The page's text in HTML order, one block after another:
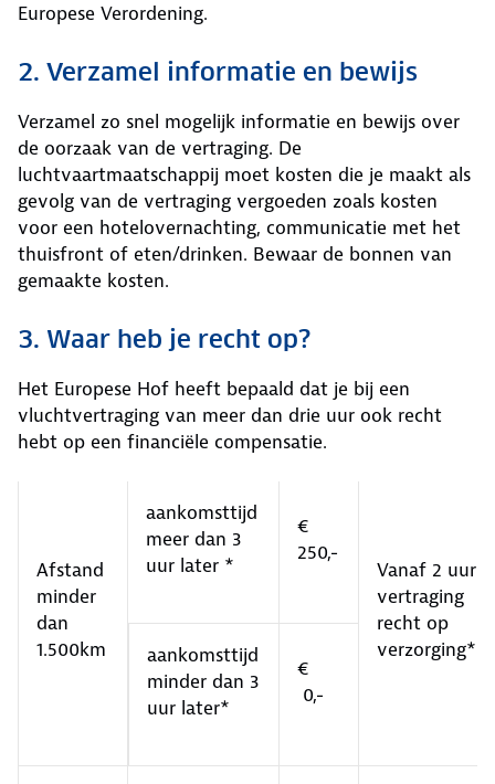
Europese Verordening.
2. Verzamel informatie en bewijs
Verzamel zo snel mogelijk informatie en bewijs over
de oorzaak van de vertraging. De
luchtvaartmaatschappij moet kosten die je maakt als
gevolg van de vertraging vergoeden zoals kosten
voor een hotelovernachting, communicatie met het
thuisfront of eten/drinken. Bewaar de bonnen van
gemaakte kosten.
3. Waar heb je recht op?
Het Europese Hof heeft bepaald dat je bij een
vluchtvertraging van meer dan drie uur ook recht
hebt op een financiële compensatie.
Afstand
minder
dan
1.500km
aankomsttijd
meer dan 3
uur later *
€
250,-
Vanaf 2 uur
vertraging
recht op
verzorging**
aankomsttijd
minder dan 3
uur later*
€
0,-